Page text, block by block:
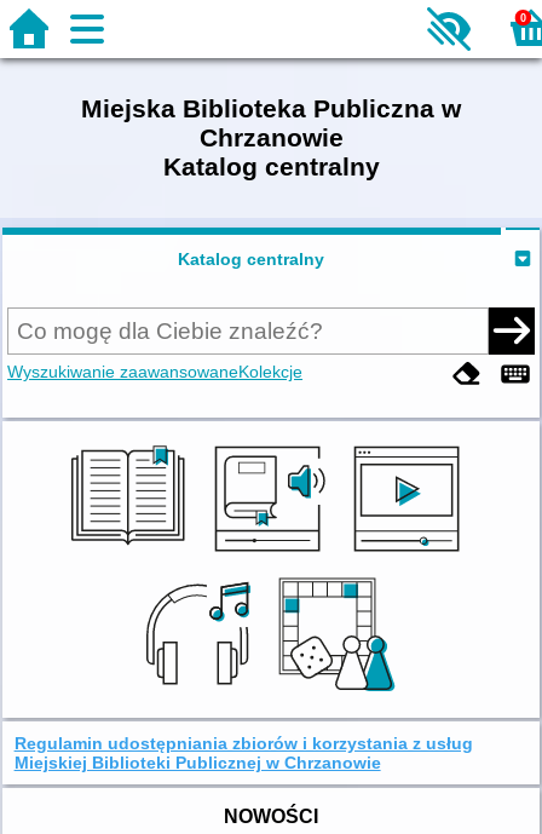
0
Miejska Biblioteka Publiczna w
Chrzanowie
Katalog centralny
Katalog centralny
Wyszukiwanie zaawansowaneKolekcje
Regulamin udostępniania zbiorów i korzystania z usług
Miejskiej Biblioteki Publicznej w Chrzanowie
NOWOŚCI